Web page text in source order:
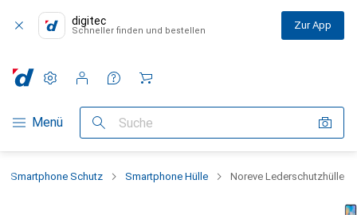
digitec
Schneller finden und bestellen Zur App
Navigation nach Kategorien
Menü Suche
Einstellungen
Kundenkonto
Vergleichslisten
Merklisten
Warenkorb
Smartphone Schutz Smartphone Hülle Noreve Lederschutzhülle